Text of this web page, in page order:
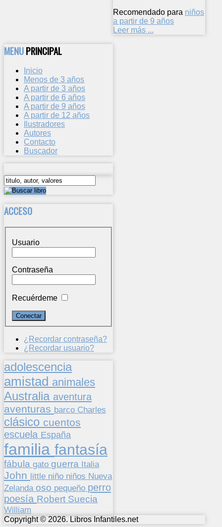
Recomendado para niños
a partir de 9 años
Leer más ...
MENUPRINCIPAL
Inicio
Menos de 3 años
A partir de 3 años
A partir de 6 años
A partir de 9 años
A partir de 12 años
Ilustradores
Autores
Contacto
Buscador
ACCESO
Usuario
Contraseña
Recuérdeme
¿Recordar contraseña?
¿Recordar usuario?
adolescencia
amistad animales
Australia aventura
aventuras barco Charles
clásico cuentos
escuela España
familia fantasía
fábula gato guerra Italia
John little niño niños Nueva
Zelanda oso pequeño perro
poesía Robert Suecia
William
Copyright © 2026. Libros Infantiles.net